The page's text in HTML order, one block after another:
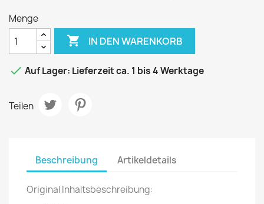
Menge
 IN DEN WARENKORB
 Auf Lager: Lieferzeit ca. 1 bis 4 Werktage
Teilen
Beschreibung Artikeldetails
Original Inhaltsbeschreibung: